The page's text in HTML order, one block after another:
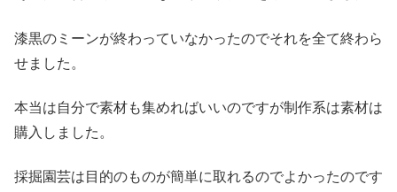
漆黒のミーンが終わっていなかったのでそれを全て終わら
せました。
本当は自分で素材も集めればいいのですが制作系は素材は
購入しました。
採掘園芸は目的のものが簡単に取れるのでよかったのです